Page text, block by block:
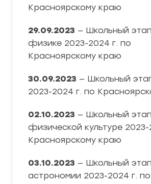
Красноярскому краю
29.09.2023 — Школьный
физике 2023-2024 г. по
Красноярскому краю
30.09.2023 — Школьный
2023-2024 г. по
02.10.2023 — Школьный
физической культуре 2023-
Красноярскому краю
03.10.2023 — Школьный
астрономии 2023-2024 г. по